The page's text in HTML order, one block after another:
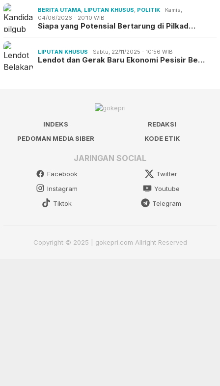
BERITA UTAMA, LIPUTAN KHUSUS, POLITIK
Kamis,
04/06/2026 - 20:10 WIB
Siapa yang Potensial Bertarung di Pilkad…
LIPUTAN KHUSUS Sabtu, 22/11/2025 - 10:56 WIB
Lendot dan Gerak Baru Ekonomi Pesisir Be…
INDEKS
REDAKSI
PEDOMAN MEDIA SIBER
KODE ETIK
JARINGAN SOCIAL
Facebook
Twitter
Instagram
Youtube
Tiktok
Telegram
Copyright © 2025 | gokepri.com Allright Reserved